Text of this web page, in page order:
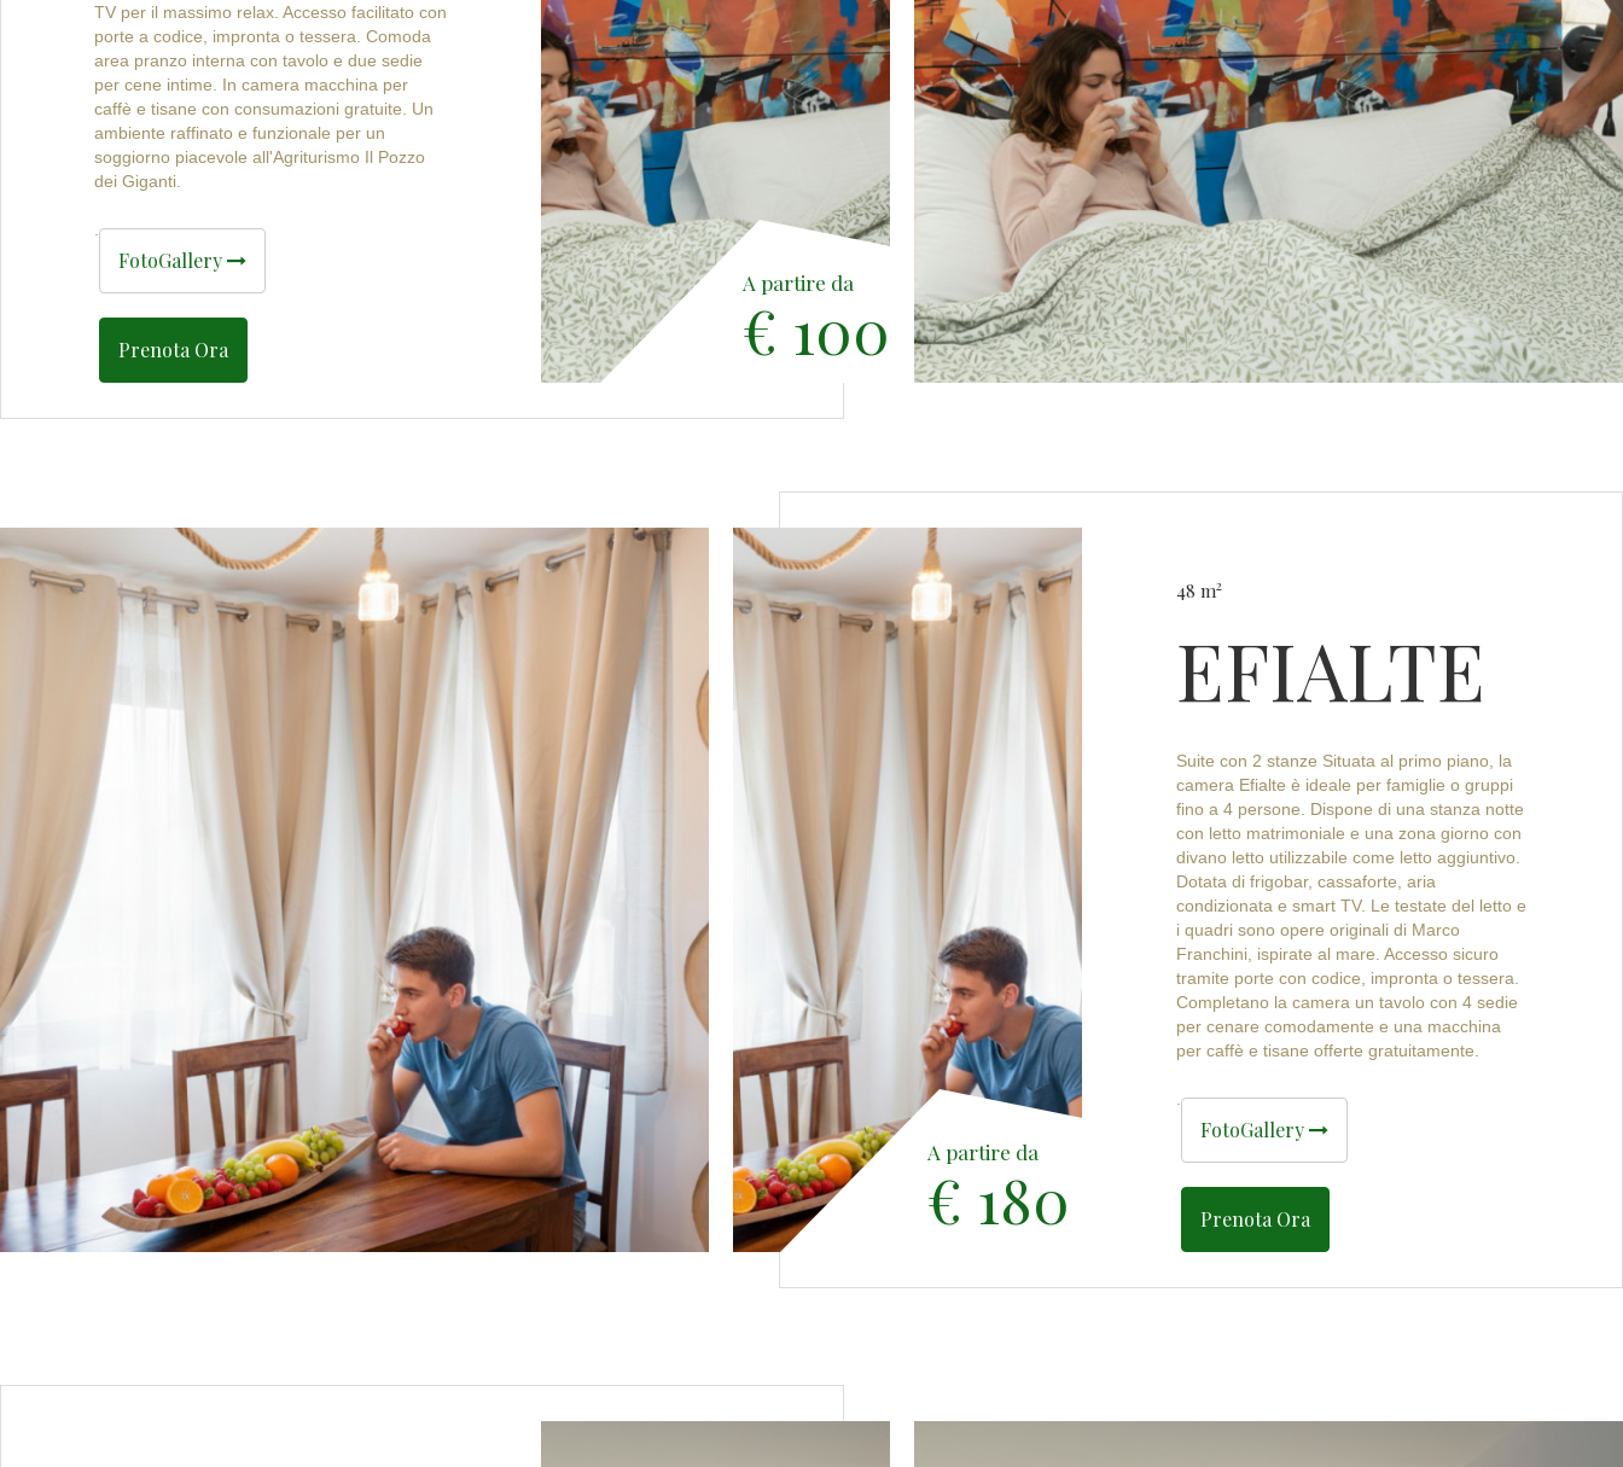
A partire da
€ 100
TV per il massimo relax. Accesso facilitato con
porte a codice, impronta o tessera. Comoda
area pranzo interna con tavolo e due sedie
per cene intime. In camera macchina per
caffè e tisane con consumazioni gratuite. Un
ambiente raffinato e funzionale per un
soggiorno piacevole all'Agriturismo Il Pozzo
dei Giganti.
FotoGallery
Prenota Ora
A partire da
€ 180
48 m2
EFIALTE
Suite con 2 stanze Situata al primo piano, la
camera Efialte è ideale per famiglie o gruppi
fino a 4 persone. Dispone di una stanza notte
con letto matrimoniale e una zona giorno con
divano letto utilizzabile come letto aggiuntivo.
Dotata di frigobar, cassaforte, aria
condizionata e smart TV. Le testate del letto e
i quadri sono opere originali di Marco
Franchini, ispirate al mare. Accesso sicuro
tramite porte con codice, impronta o tessera.
Completano la camera un tavolo con 4 sedie
per cenare comodamente e una macchina
per caffè e tisane offerte gratuitamente.
FotoGallery
Prenota Ora